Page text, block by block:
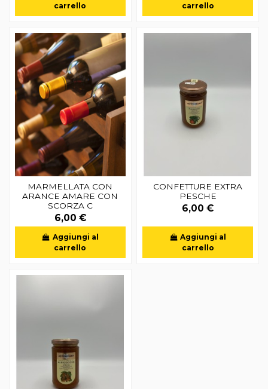
carrello
carrello
MARMELLATA CON
ARANCE AMARE CON
SCORZA C
6,00 €
Aggiungi al
carrello
CONFETTURE EXTRA
PESCHE
6,00 €
Aggiungi al
carrello